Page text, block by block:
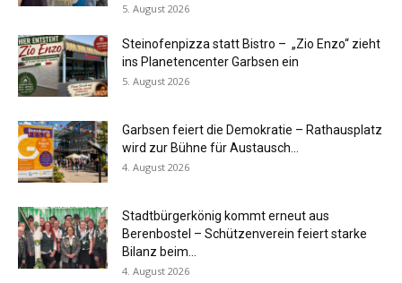
5. August 2026
Steinofenpizza statt Bistro – „Zio Enzo“ zieht
ins Planetencenter Garbsen ein
5. August 2026
Garbsen feiert die Demokratie – Rathausplatz
wird zur Bühne für Austausch...
4. August 2026
Stadtbürgerkönig kommt erneut aus
Berenbostel – Schützenverein feiert starke
Bilanz beim...
4. August 2026